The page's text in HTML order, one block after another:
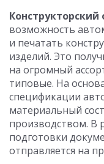
Конструкторский
возможность
и печатать
изделий. Это
на огромный
типовые. На
спецификации
материальный
производством. В
подготовки
отправляется на